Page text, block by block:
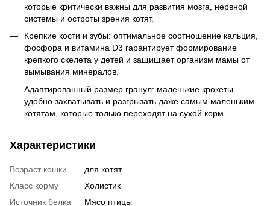
которые критически важны для развития мозга, нервной
системы и остроты зрения котят.
Крепкие кости и зубы: оптимальное соотношение кальция,
фосфора и витамина D3 гарантирует формирование
крепкого скелета у детей и защищает организм мамы от
вымывания минералов.
Адаптированный размер гранул: маленькие крокеты
удобно захватывать и разгрызать даже самым маленьким
котятам, которые только переходят на сухой корм.
Характеристики
Возраст кошки
для котят
Класс корму
Холистик
Источник белка
Мясо птицы